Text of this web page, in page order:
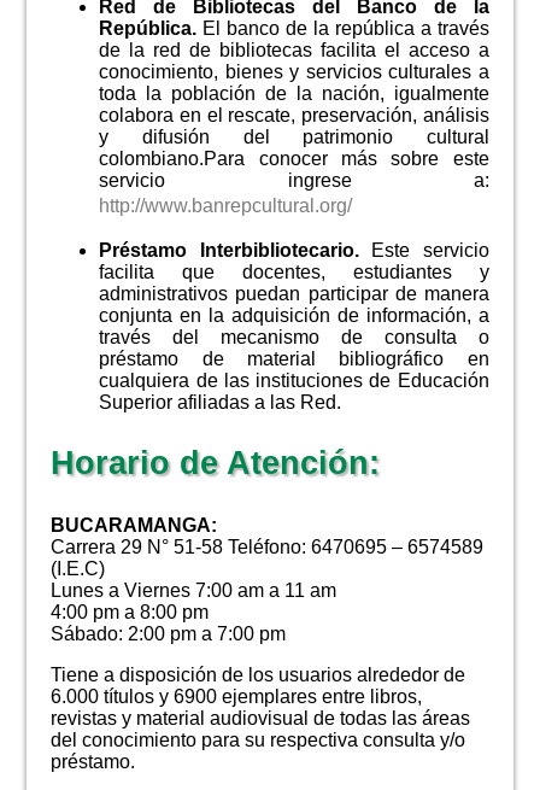
Red de Bibliotecas del Banco de la
República. El banco de la república a través
de la red de bibliotecas facilita el acceso a
conocimiento, bienes y servicios culturales a
toda la población de la nación, igualmente
colabora en el rescate, preservación, análisis
y difusión del patrimonio cultural
colombiano.Para conocer más sobre este
servicio ingrese a:
http://www.banrepcultural.org/
Préstamo Interbibliotecario.
Este servicio
facilita que docentes, estudiantes y
administrativos puedan participar de manera
conjunta en la adquisición de información, a
través del mecanismo de consulta o
préstamo de material bibliográfico en
cualquiera de las instituciones de Educación
Superior afiliadas a las Red.
Horario de Atención:
BUCARAMANGA:
Carrera 29 N° 51-58 Teléfono: 6470695 – 6574589
(I.E.C)
Lunes a Viernes 7:00 am a 11 am
4:00 pm a 8:00 pm
Sábado: 2:00 pm a 7:00 pm
Tiene a disposición de los usuarios alrededor de
6.000 títulos y 6900 ejemplares entre libros,
revistas y material audiovisual de todas las áreas
del conocimiento para su respectiva consulta y/o
préstamo.